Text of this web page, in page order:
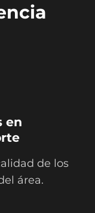
en
de los
área.